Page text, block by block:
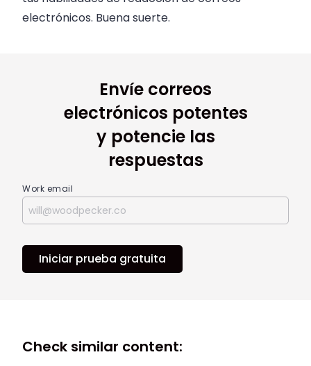
electrónicos. Buena suerte.
Envíe correos
electrónicos potentes
y potencie las
respuestas
Work email
Iniciar prueba gratuita
Check similar content: